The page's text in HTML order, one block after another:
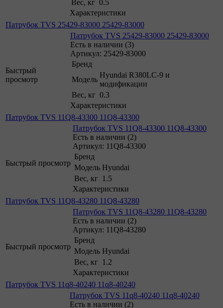
Вес, кг 0.5
Характеристики
Патрубок TVS 25429-83000 25429-83000
Быстрый
просмотр
Патрубок TVS 25429-83000 25429-83000
Есть в наличии (3)
Артикул: 25429-83000
Бренд
Модель
Hyundai R380LC-9 и
модификации
Вес, кг 0.3
Характеристики
Патрубок TVS 11Q8-43300 11Q8-43300
Быстрый просмотр
Патрубок TVS 11Q8-43300 11Q8-43300
Есть в наличии (2)
Артикул: 11Q8-43300
Бренд
Модель Hyundai
Вес, кг
1.5
Характеристики
Патрубок TVS 11Q8-43280 11Q8-43280
Быстрый просмотр
Патрубок TVS 11Q8-43280 11Q8-43280
Есть в наличии (2)
Артикул: 11Q8-43280
Бренд
Модель Hyundai
Вес, кг
1.2
Характеристики
Патрубок TVS 11q8-40240 11q8-40240
Патрубок TVS 11q8-40240 11q8-40240
Есть в наличии (2)